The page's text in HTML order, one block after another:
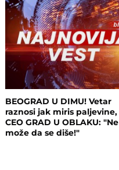
BEOGRAD U DIMU! Vetar
raznosi jak miris paljevine,
CEO GRAD U OBLAKU: "Ne
može da se diše!"